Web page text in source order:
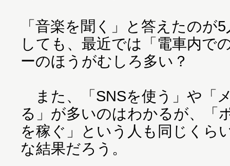
「音楽を聞く」と答えたのが
しても、最近では「電車内で
ーのほうがむしろ多い？
また、「SNSを使う」や「
る」が多いのはわかるが、「
を稼ぐ」という人も同じくら
な結果だろう。